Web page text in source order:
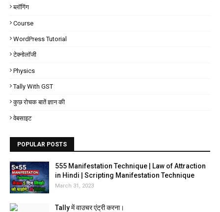
ब्लॉगिंग
Course
WordPress Tutorial
टेक्नोलॉजी
Physics
Tally With GST
कुछ रोचक बातें ज्ञान की
वेबसाइट
POPULAR POSTS
555 Manifestation Technique | Law of Attraction
in Hindi | Scripting Manifestation Technique
March 31, 2023
Tally में वाउचर एंट्री करना।